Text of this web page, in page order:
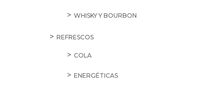
WHISKY Y BOURBON
REFRESCOS
COLA
ENERGÉTICAS